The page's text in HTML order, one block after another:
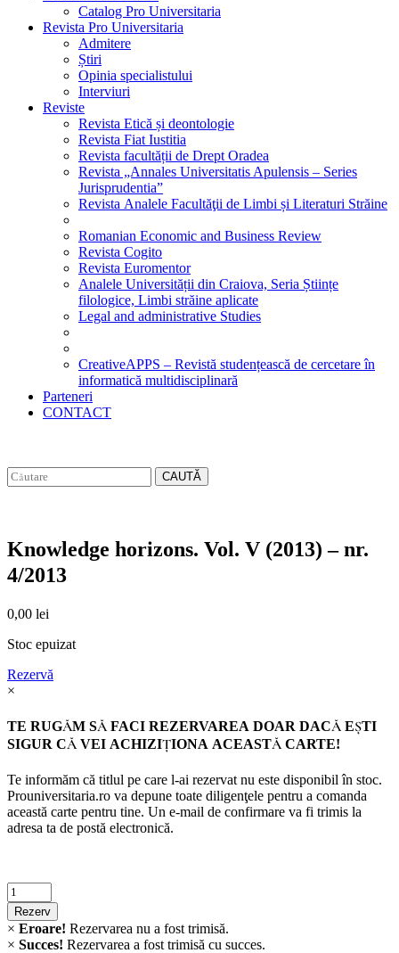
Catalog Pro Universitaria
Revista Pro Universitaria
Admitere
Știri
Opinia specialistului
Interviuri
Reviste
Revista Etică și deontologie
Revista Fiat Iustitia
Revista facultății de Drept Oradea
Revista „Annales Universitatis Apulensis – Series
Jurisprudentia”
Revista Analele Facultăţii de Limbi și Literaturi Străine
Romanian Economic and Business Review
Revista Cogito
Revista Euromentor
Analele Universității din Craiova, Seria Științe
filologice, Limbi străine aplicate
Legal and administrative Studies
CreativeAPPS – Revistă studențească de cercetare în
informatică multidisciplinară
Parteneri
CONTACT
CAUTĂ
Knowledge horizons. Vol. V (2013) – nr.
4/2013
0,00 lei
Stoc epuizat
Rezervă
×
TE RUGĂM SĂ FACI REZERVAREA DOAR DACĂ EŞTI
SIGUR CĂ VEI ACHIZIŢIONA ACEASTĂ CARTE!
Te informăm că titlul pe care l-ai rezervat nu este disponibil în stoc.
Prouniversitaria.ro va depune toate diligenţele pentru a comanda
această carte pentru tine. Un e-mail de confirmare va fi trimis la
adresa ta de postă electronică.
Criminalistica
quantity
Rezerv
× Eroare! Rezervarea nu a fost trimisă.
× Succes! Rezervarea a fost trimisă cu succes.